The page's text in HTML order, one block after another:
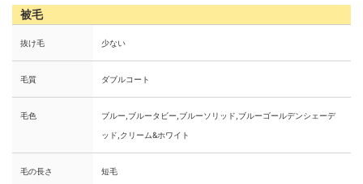
被毛
抜け毛 少ない
毛質 ダブルコート
毛色
ブルー,ブルータビー,ブルーソリッド,ブルーゴールデンシェーデ
ッド,クリーム&ホワイト
毛の長さ 短毛